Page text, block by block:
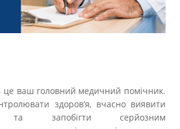
Документи
це ваш головний медичний помічник.
здоров’я, вчасно виявити
та запобігти серйозним